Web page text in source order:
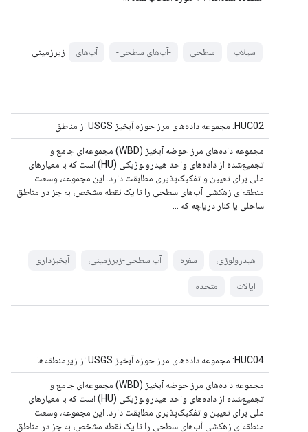
سیلاب سطحی -آب‌های سطحی- آب‌های زیرزمینی
HUC02: مجموعه داده‌های مرز حوزه آبخیز USGS از مناطق
مجموعه داده‌های مرز حوضه آبخیز (WBD) مجموعه‌ای جامع و
تجمیع‌شده از داده‌های واحد هیدرولوژیکی (HU) است که با معیارهای
ملی برای تعیین و تفکیک‌پذیری مطابقت دارد. این مجموعه، وسعت
منطقه‌ای زهکشی آب‌های سطحی را تا یک نقطه مشخص، به جز در مناطق
ساحلی یا کنار دریاچه که ...
هیدرولوژی، سفره آب سطحی-زیرزمینی، آبخیزداری
ایالات متحده
HUC04: مجموعه داده‌های مرز حوزه آبخیز USGS از زیرمنطقه‌ها
مجموعه داده‌های مرز حوضه آبخیز (WBD) مجموعه‌ای جامع و
تجمیع‌شده از داده‌های واحد هیدرولوژیکی (HU) است که با معیارهای
ملی برای تعیین و تفکیک‌پذیری مطابقت دارد. این مجموعه، وسعت
منطقه‌ای زهکشی آب‌های سطحی را تا یک نقطه مشخص، به جز در مناطق